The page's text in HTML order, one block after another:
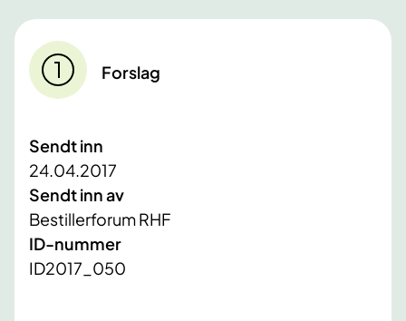
Forslag
Sendt inn
24.04.2017
Sendt inn av
Bestillerforum RHF
ID-nummer
ID2017_050